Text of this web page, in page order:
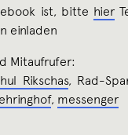
ist, bitte hier
einladen
Mitaufrufer:
Rikschas, Rad-
, messenger